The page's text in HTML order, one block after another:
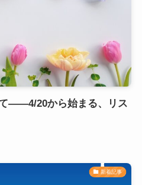
――4/20から始まる、リス
新着記事